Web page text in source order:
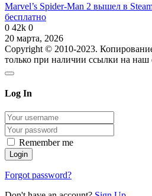
Marvel’s Spider-Man 2 вышел в
бесплатно
0 42k 0
20 марта, 2026
Copyright © 2010-2023.
только при наличии ссылки на наш
Log In
Remember me
Forgot password?